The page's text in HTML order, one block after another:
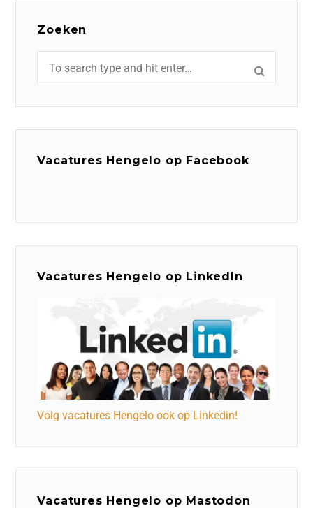
Zoeken
Vacatures Hengelo op Facebook
Vacatures Hengelo op LinkedIn
Volg vacatures Hengelo ook op Linkedin!
Vacatures Hengelo op Mastodon